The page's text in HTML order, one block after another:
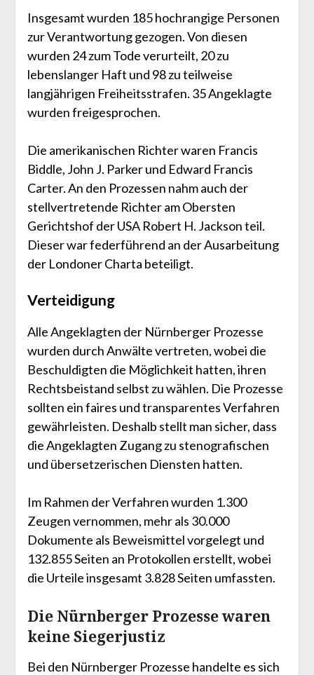
Insgesamt wurden 185 hochrangige Personen
zur Verantwortung gezogen. Von diesen
wurden 24 zum Tode verurteilt, 20 zu
lebenslanger Haft und 98 zu teilweise
langjährigen Freiheitsstrafen. 35 Angeklagte
wurden freigesprochen.
Die amerikanischen Richter waren Francis
Biddle, John J. Parker und Edward Francis
Carter. An den Prozessen nahm auch der
stellvertretende Richter am Obersten
Gerichtshof der USA Robert H. Jackson teil.
Dieser war federführend an der Ausarbeitung
der Londoner Charta beteiligt.
Verteidigung
Alle Angeklagten der Nürnberger Prozesse
wurden durch Anwälte vertreten, wobei die
Beschuldigten die Möglichkeit hatten, ihren
Rechtsbeistand selbst zu wählen. Die Prozesse
sollten ein faires und transparentes Verfahren
gewährleisten. Deshalb stellt man sicher, dass
die Angeklagten Zugang zu stenografischen
und übersetzerischen Diensten hatten.
Im Rahmen der Verfahren wurden 1.300
Zeugen vernommen, mehr als 30.000
Dokumente als Beweismittel vorgelegt und
132.855 Seiten an Protokollen erstellt, wobei
die Urteile insgesamt 3.828 Seiten umfassten.
Die Nürnberger Prozesse waren
keine Siegerjustiz
Bei den Nürnberger Prozesse handelte es sich